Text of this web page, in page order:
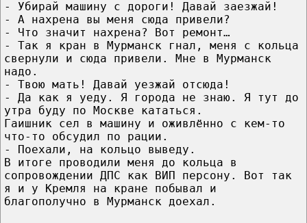
- Убирай машину с дороги! Давай заезжай!
- А нахрена вы меня сюда привели?
- Что значит нахрена? Вот ремонт…
- Так я кран в Мурманск гнал, меня с кольца
свернули и сюда привели. Мне в Мурманск
надо.
- Твою мать! Давай уезжай отсюда!
- Да как я уеду. Я города не знаю. Я тут до
утра буду по Москве кататься.
Гаишник сел в машину и оживлённо с кем-то
что-то обсудил по рации.
- Поехали, на кольцо выведу.
В итоге проводили меня до кольца в
сопровождении ДПС как ВИП персону. Вот так
я и у Кремля на кране побывал и
благополучно в Мурманск доехал.